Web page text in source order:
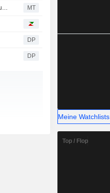
Berenberg senkt Kursziel für BMW nach Gewinnwarnung und Prognosesenkung für GJ26 MT
DP
DP
Meine Watchlists
Top / Flop